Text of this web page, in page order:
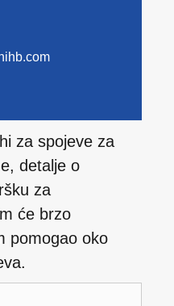
za spojeve za
detalje o
za
će brzo
pomogao oko